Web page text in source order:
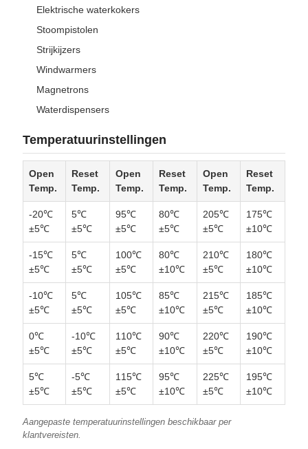
Elektrische waterkokers
Stoompistolen
Strijkijzers
Windwarmers
Magnetrons
Waterdispensers
Temperatuurinstellingen
Open
Temp.
Reset
Temp.
Open
Temp.
Reset
Temp.
Open
Temp.
Reset
Temp.
-20℃
±5℃
5℃
±5℃
95℃
±5℃
80℃
±5℃
205℃
±5℃
175℃
±10℃
-15℃
±5℃
5℃
±5℃
100℃
±5℃
80℃
±10℃
210℃
±5℃
180℃
±10℃
-10℃
±5℃
5℃
±5℃
105℃
±5℃
85℃
±10℃
215℃
±5℃
185℃
±10℃
0℃
±5℃
-10℃
±5℃
110℃
±5℃
90℃
±10℃
220℃
±5℃
190℃
±10℃
5℃
±5℃
-5℃
±5℃
115℃
±5℃
95℃
±10℃
225℃
±5℃
195℃
±10℃
Aangepaste temperatuurinstellingen beschikbaar per
klantvereisten.